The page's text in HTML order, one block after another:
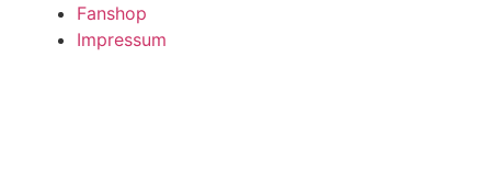
Fanshop
Impressum